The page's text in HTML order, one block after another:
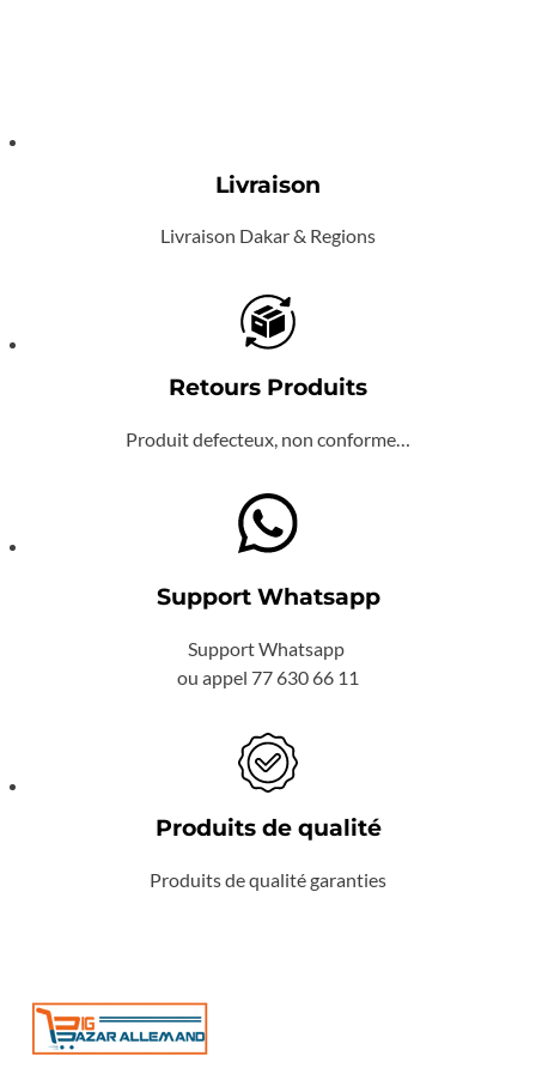
Livraison
Livraison Dakar & Regions
Retours Produits
Produit defecteux, non conforme…
Support Whatsapp
Support Whatsapp
ou appel 77 630 66 11
Produits de qualité
Produits de qualité garanties